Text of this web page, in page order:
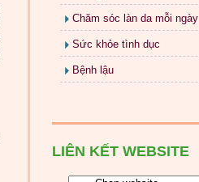
Chăm sóc làn da mỗi ngày
Sức khỏe tình dục
Bệnh lậu
LIÊN KẾT WEBSITE